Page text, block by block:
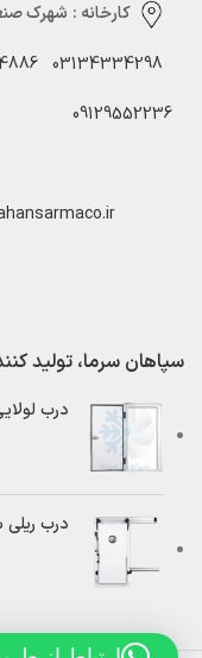
کارخانه : شهرک
03134334298
09129552236
سپاهان سرما، تولید
درب
درب